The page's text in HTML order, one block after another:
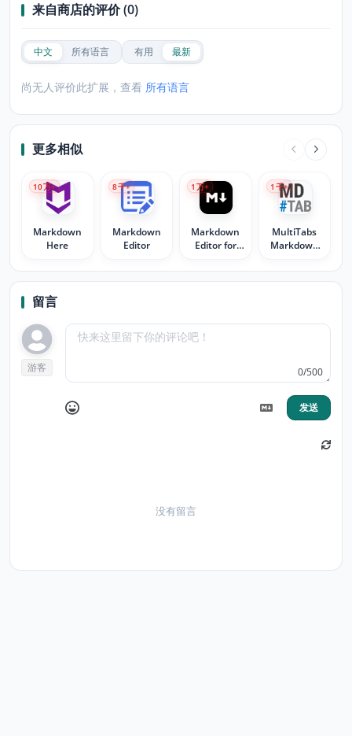
来自商店的评价 (0)
中文 所有语言 有用 最新
尚无人评价此扩展，查看 所有语言
更多相似
Markdown
Here
10万+
Markdown
Editor
8千+
Markdown
Editor for
1 万+
MultiTabs
Markdown
1 千+
留言
游客 0/500
发送
没有留言